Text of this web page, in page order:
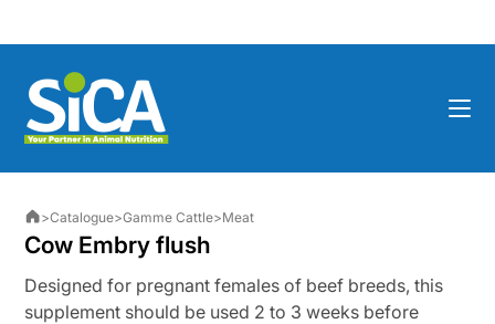
to
>Catalogue>Gamme Cattle>Meat
Cow Embry flush
Designed for pregnant females of beef breeds, this
supplement should be used 2 to 3 weeks before